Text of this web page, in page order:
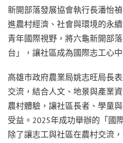
新開部落發展協會執行長潘怡
進農村經濟、社會與環境的永
青年國際視野，將六龜新開部
台」，讓社區成為國際志工心
高雄市政府農業局姚志旺局長
交流，結合人文、地景與產業
農村體驗，讓社區長者、學童
受益。 2025年成功舉辦的「國
除了讓志工與社區在農村交流